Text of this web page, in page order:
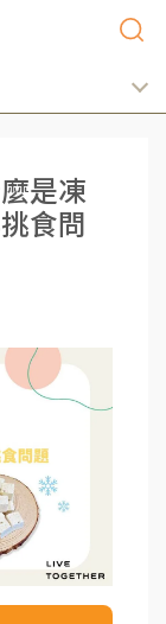
是凍
食問